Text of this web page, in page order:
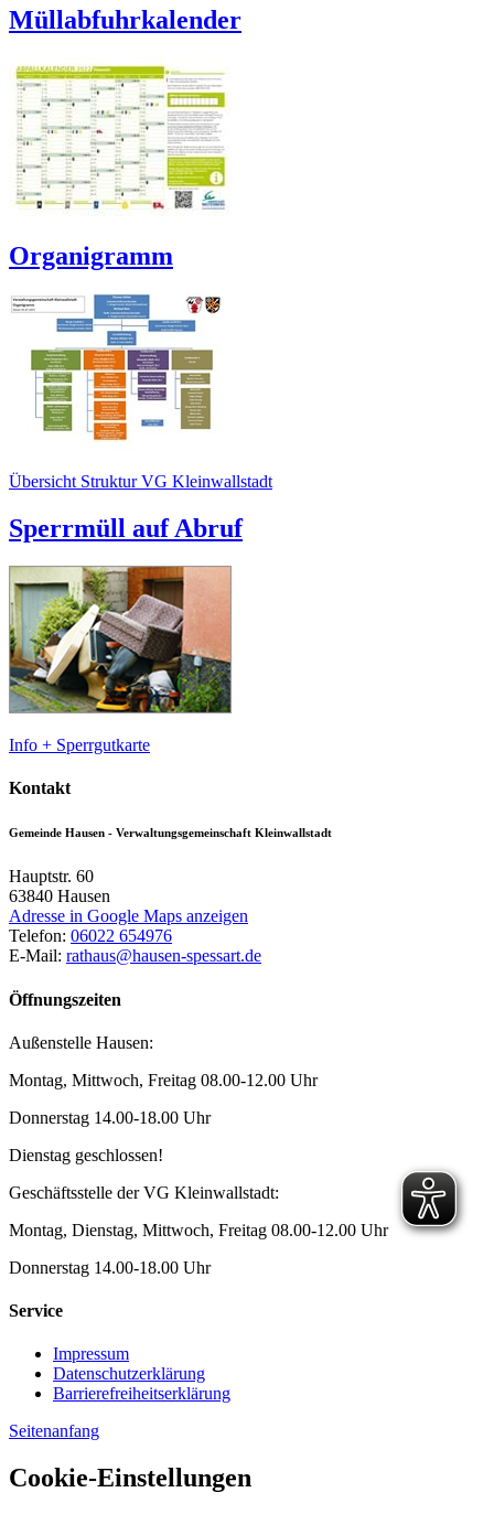
Müllabfuhrkalender
Organigramm
Übersicht Struktur VG Kleinwallstadt
Sperrmüll auf Abruf
Info + Sperrgutkarte
Kontakt
Gemeinde Hausen - Verwaltungsgemeinschaft Kleinwallstadt
Hauptstr. 60
63840 Hausen
Adresse in Google Maps anzeigen
Telefon: 06022 654976
E-Mail: rathaus@hausen-spessart.de
Öffnungszeiten
Außenstelle Hausen:
Montag, Mittwoch, Freitag 08.00-12.00 Uhr
Donnerstag 14.00-18.00 Uhr
Dienstag geschlossen!
Geschäftsstelle der VG Kleinwallstadt:
Montag, Dienstag, Mittwoch, Freitag 08.00-12.00 Uhr
Donnerstag 14.00-18.00 Uhr
Service
Impressum
Datenschutzerklärung
Barrierefreiheitserklärung
Seitenanfang
Cookie-Einstellungen